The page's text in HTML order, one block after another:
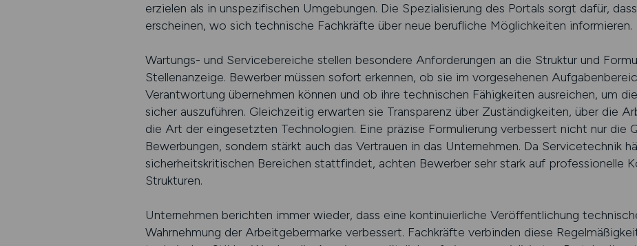
erzielen als in unspezifischen Umgebungen. Die Spezialisierung des Portals sorgt dafür,
erscheinen, wo sich technische Fachkräfte über neue berufliche Möglichkeiten informieren.
Wartungs- und Servicebereiche stellen besondere Anforderungen an die Struktur und
Stellenanzeige. Bewerber müssen sofort erkennen, ob sie im vorgesehenen
Verantwortung übernehmen können und ob ihre technischen Fähigkeiten ausreichen, um
sicher auszuführen. Gleichzeitig erwarten sie Transparenz über Zuständigkeiten, über die
die Art der eingesetzten Technologien. Eine präzise Formulierung verbessert nicht nur die
Bewerbungen, sondern stärkt auch das Vertrauen in das Unternehmen. Da Servicetechnik
sicherheitskritischen Bereichen stattfindet, achten Bewerber sehr stark auf professionelle
Strukturen.
Unternehmen berichten immer wieder, dass eine kontinuierliche Veröffentlichung
Wahrnehmung der Arbeitgebermarke verbessert. Fachkräfte verbinden diese